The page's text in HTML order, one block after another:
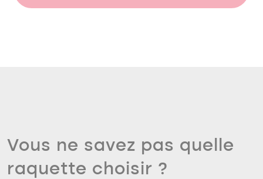
Vous ne savez pas quelle
raquette choisir ?